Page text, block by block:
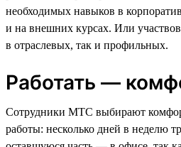
необходимых навыков в
и на внешних курсах. Или
в отраслевых, так и профильных.
Работать —
Сотрудники МТС выбирают
работы: несколько дней в неделю